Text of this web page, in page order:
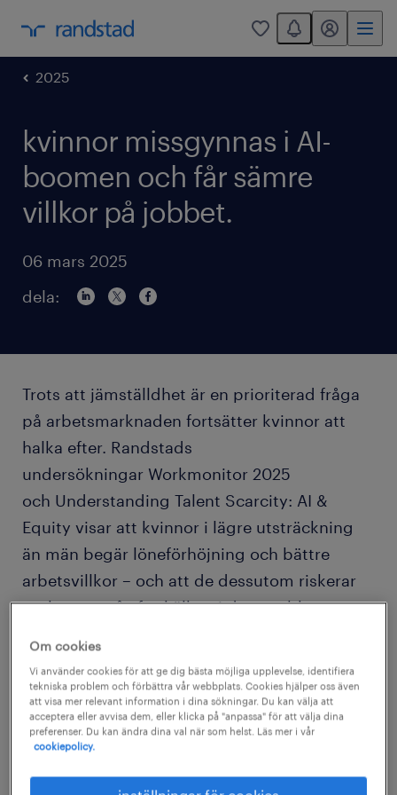
0
You have 0
mitt randstad
2025
kvinnor missgynnas i AI-
boomen och får sämre
villkor på jobbet.
06 mars 2025
dela:
Trots att jämställdhet är en prioriterad fråga
på arbetsmarknaden fortsätter kvinnor att
halka efter. Randstads
undersökningar Workmonitor 2025
och Understanding Talent Scarcity: AI &
Equity visar att kvinnor i lägre utsträckning
än män begär löneförhöjning och bättre
arbetsvillkor – och att de dessutom riskerar
att hamna på efterkälken i den snabba
Färre kvinnor begär löneförhöjning och
bättre villkor
Randstads globala undersökning
Workmonitor 2025, som omfattar över 26 000
Om cookies
Vi använder cookies för att ge dig bästa möjliga upplevelse, identifiera
tekniska problem och förbättra vår webbplats. Cookies hjälper oss även
att visa mer relevant information i dina sökningar. Du kan välja att
acceptera eller avvisa dem, eller klicka på "anpassa" för att välja dina
preferenser. Du kan ändra dina val när som helst. Läs mer i vår
cookiepolicy.